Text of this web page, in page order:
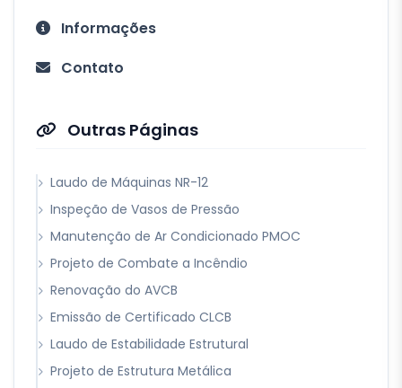
Informações
Contato
Outras Páginas
Laudo de Máquinas NR-12
Inspeção de Vasos de Pressão
Manutenção de Ar Condicionado PMOC
Projeto de Combate a Incêndio
Renovação do AVCB
Emissão de Certificado CLCB
Laudo de Estabilidade Estrutural
Projeto de Estrutura Metálica